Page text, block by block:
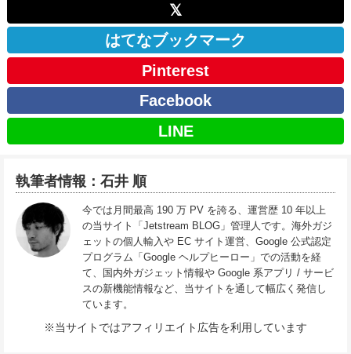
𝕏
はてなブックマーク
Pinterest
Facebook
LINE
執筆者情報：石井 順
今では月間最高 190 万 PV を誇る、運営歴 10 年以上
の当サイト「Jetstream BLOG」管理人です。海外ガジ
ェットの個人輸入や EC サイト運営、Google 公式認定
プログラム「Google ヘルプヒーロー」での活動を経
て、国内外ガジェット情報や Google 系アプリ / サービ
スの新機能情報など、当サイトを通して幅広く発信し
ています。
※当サイトではアフィリエイト広告を利用しています